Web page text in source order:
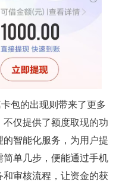
包的出现则带来了更多
仅提供了额度取现的功
智能化服务，为用户提
单几步，便能通过手机
审核流程，让资金的获